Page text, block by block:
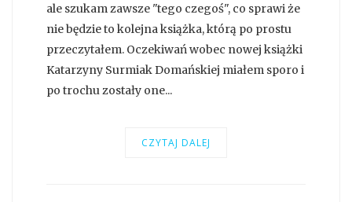
ale szukam zawsze "tego czegoś", co sprawi że
nie będzie to kolejna książka, którą po prostu
przeczytałem. Oczekiwań wobec nowej książki
Katarzyny Surmiak Domańskiej miałem sporo i
po trochu zostały one...
CZYTAJ DALEJ